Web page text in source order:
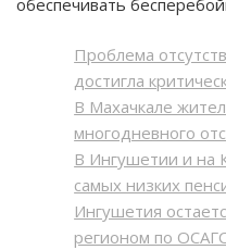
Проблема
достигла
В Махачкале
многодневного
В Ингушетии и на
самых низких
Ингушетия
регионом по